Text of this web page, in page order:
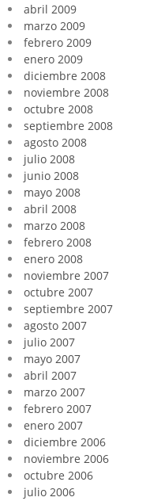
abril 2009
marzo 2009
febrero 2009
enero 2009
diciembre 2008
noviembre 2008
octubre 2008
septiembre 2008
agosto 2008
julio 2008
junio 2008
mayo 2008
abril 2008
marzo 2008
febrero 2008
enero 2008
noviembre 2007
octubre 2007
septiembre 2007
agosto 2007
julio 2007
mayo 2007
abril 2007
marzo 2007
febrero 2007
enero 2007
diciembre 2006
noviembre 2006
octubre 2006
julio 2006